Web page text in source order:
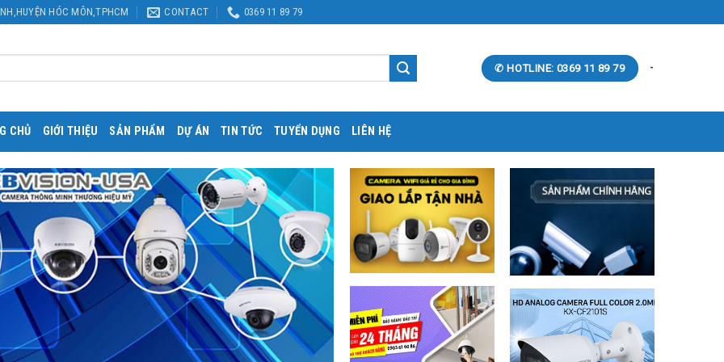
HÓC MÔN,TPHCM CONTACT 0369 11 89 79
✆ HOTLINE: 0369 11 89 79 -
CHỦ GIỚI THIỆU SẢN PHẨM DỰ ÁN TIN TỨC TUYỂN DỤNG LIÊN HỆ